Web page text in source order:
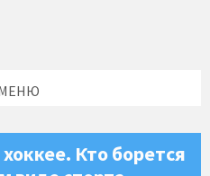
Кто борется